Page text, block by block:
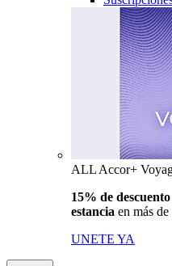
ALL Accor+
15% de
estancia en más
UNETE YA